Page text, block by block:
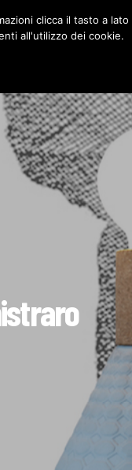
CONTATTI
clicca il tasto a
all'utilizzo dei cookie.